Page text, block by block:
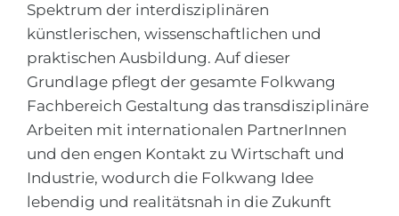
Spektrum der interdisziplinären
künstlerischen, wissenschaftlichen und
praktischen Ausbildung. Auf dieser
Grundlage pflegt der gesamte Folkwang
Fachbereich Gestaltung das transdisziplinäre
Arbeiten mit internationalen PartnerInnen
und den engen Kontakt zu Wirtschaft und
Industrie, wodurch die Folkwang Idee
lebendig und realitätsnah in die Zukunft